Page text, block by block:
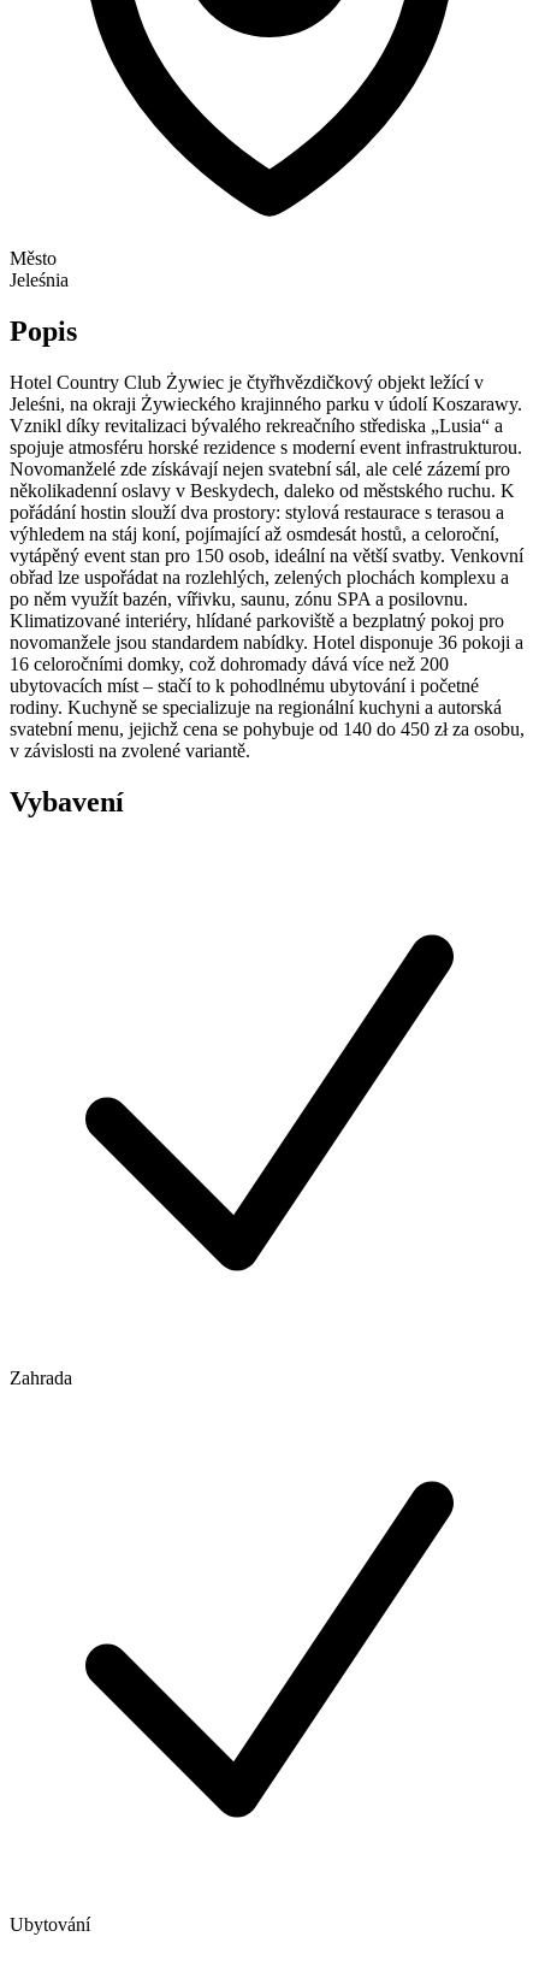
Město
Jeleśnia
Popis
Hotel Country Club Żywiec je čtyřhvězdičkový objekt ležící v
Jeleśni, na okraji Żywieckého krajinného parku v údolí Koszarawy.
Vznikl díky revitalizaci bývalého rekreačního střediska „Lusia“ a
spojuje atmosféru horské rezidence s moderní event infrastrukturou.
Novomanželé zde získávají nejen svatební sál, ale celé zázemí pro
několikadenní oslavy v Beskydech, daleko od městského ruchu. K
pořádání hostin slouží dva prostory: stylová restaurace s terasou a
výhledem na stáj koní, pojímající až osmdesát hostů, a celoroční,
vytápěný event stan pro 150 osob, ideální na větší svatby. Venkovní
obřad lze uspořádat na rozlehlých, zelených plochách komplexu a
po něm využít bazén, vířivku, saunu, zónu SPA a posilovnu.
Klimatizované interiéry, hlídané parkoviště a bezplatný pokoj pro
novomanžele jsou standardem nabídky. Hotel disponuje 36 pokoji a
16 celoročními domky, což dohromady dává více než 200
ubytovacích míst – stačí to k pohodlnému ubytování i početné
rodiny. Kuchyně se specializuje na regionální kuchyni a autorská
svatební menu, jejichž cena se pohybuje od 140 do 450 zł za osobu,
v závislosti na zvolené variantě.
Vybavení
Zahrada
Ubytování